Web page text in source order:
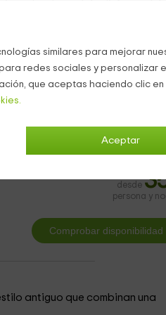
similares para mejorar
redes sociales y personalizar
que aceptas haciendo clic
Aceptar
y donde podrás disfrutar del
todas partes, con cuidada
desde
persona y
antiguo que combinan una